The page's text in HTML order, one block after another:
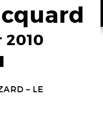
2010
– LE